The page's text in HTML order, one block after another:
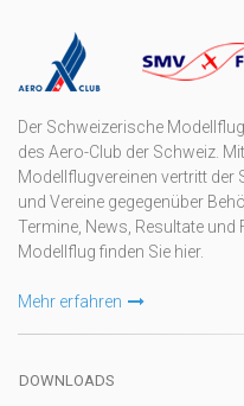
Der Schweizerische
des Aero-Club der Schweiz.
Modellflugvereinen vertritt der
und Vereine gegegenüber
Termine, News, Resultate
Modellflug finden Sie hier.
Mehr erfahren
DOWNLOADS